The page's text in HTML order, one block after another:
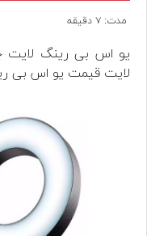
دست
خرید
مدت: ۷ دقیقه
یو اس بی رینگ
لایت قیمت یو اس بی